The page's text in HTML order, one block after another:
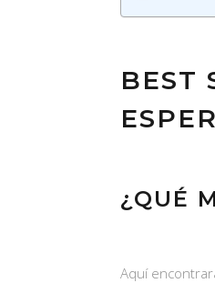
BEST
¿QUÉ
Aquí